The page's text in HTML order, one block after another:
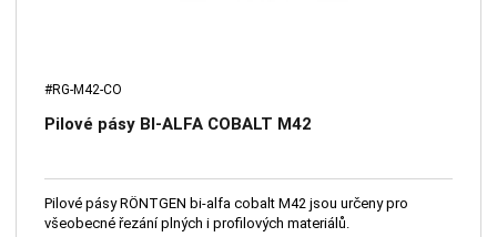
#RG-M42-CO
Pilové pásy BI-ALFA COBALT M42
Pilové pásy RÖNTGEN bi-alfa cobalt M42 jsou určeny pro
všeobecné řezání plných i profilových materiálů.